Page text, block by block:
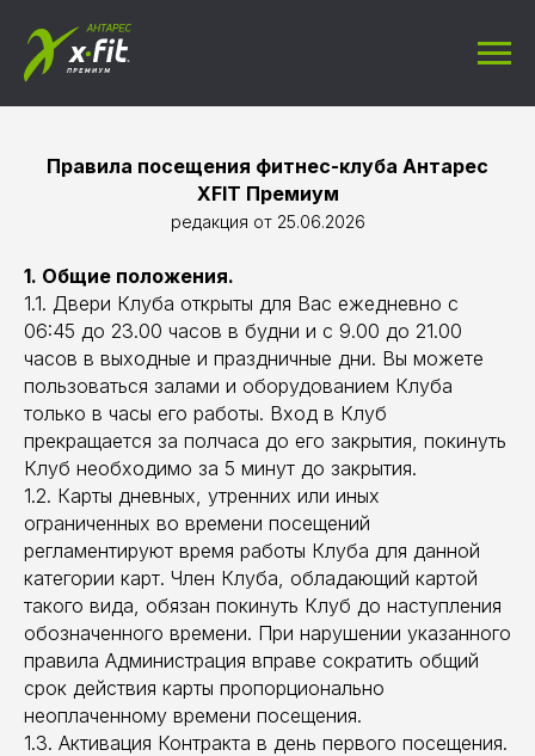
Правила посещения фитнес-клуба Антарес
XFIT Премиум
редакция от 25.06.2026
1. Общие положения.
1.1. Двери Клуба открыты для Вас ежедневно с
06:45 до 23.00 часов в будни и с 9.00 до 21.00
часов в выходные и праздничные дни. Вы можете
пользоваться залами и оборудованием Клуба
только в часы его работы. Вход в Клуб
прекращается за полчаса до его закрытия, покинуть
Клуб необходимо за 5 минут до закрытия.
1.2. Карты дневных, утренних или иных
ограниченных во времени посещений
регламентируют время работы Клуба для данной
категории карт. Член Клуба, обладающий картой
такого вида, обязан покинуть Клуб до наступления
обозначенного времени. При нарушении указанного
правила Администрация вправе сократить общий
срок действия карты пропорционально
неоплаченному времени посещения.
1.3. Активация Контракта в день первого посещения.